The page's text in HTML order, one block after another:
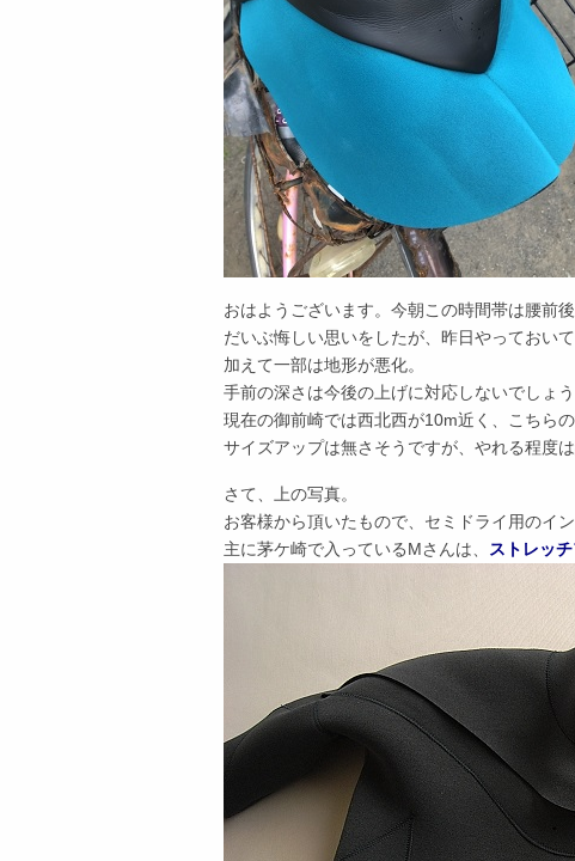
おはようございます。今朝この時間帯は腰前
だいぶ悔しい思いをしたが、昨日やっておい
加えて一部は地形が悪化。
手前の深さは今後の上げに対応しないでしょ
現在の御前崎では西北西が10m近く、こちら
サイズアップは無さそうですが、やれる程度
さて、上の写真。
お客様から頂いたもので、セミドライ用のイ
主に茅ケ崎で入っているMさんは、 ストレッ